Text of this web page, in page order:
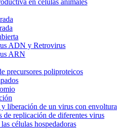
en células animales
ADN y Retrovirus
ARN
precursores poliproteicos
liberación de un virus con envoltura
de replicación de diferentes virus
células hospedadoras